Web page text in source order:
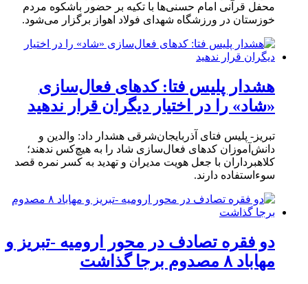
محفل قرآنی امام حسنی‌ها با تکیه بر حضور باشکوه مردم
خوزستان در ورزشگاه شهدای فولاد اهواز برگزار می‌شود.
هشدار پلیس فتا: کدهای فعال‌سازی
«شاد» را در اختیار دیگران قرار ندهید
تبریز- پلیس فتای آذربایجان‌شرقی هشدار داد: والدین و
دانش‌آموزان کدهای فعال‌سازی شاد را به هیچ‌کس ندهند؛
کلاهبرداران با جعل هویت مدیران و تهدید به کسر نمره قصد
سوءاستفاده دارند.
دو فقره تصادف در محور ارومیه -تبریز و
مهاباد ۸ مصدوم برجا گذاشت